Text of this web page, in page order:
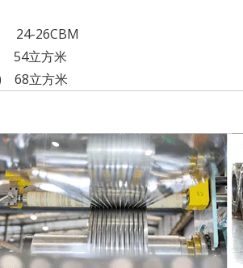
24-26CBM
54立方米
68立方米